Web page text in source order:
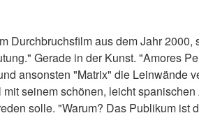
Durchbruchsfilm aus dem Jahr
Gerade in der Kunst. "Amores
ansonsten "Matrix" die
seinem schönen, leicht
solle. "Warum? Das Publikum ist